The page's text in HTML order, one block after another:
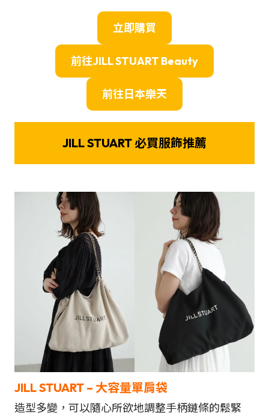
立即購買
前往JILL STUART Beauty
前往日本樂天
JILL STUART 必買服飾推薦
JILL STUART – 大容量單肩袋
造型多變，可以隨心所欲地調整手柄鏈條的鬆緊